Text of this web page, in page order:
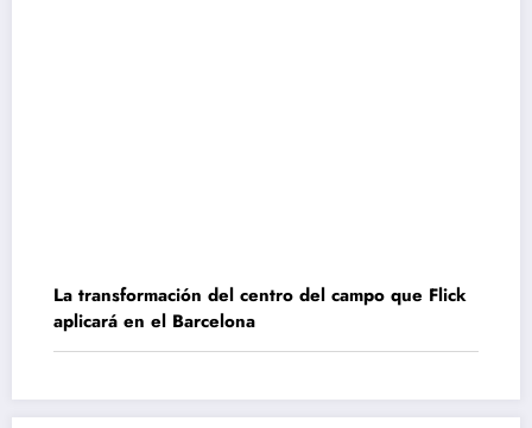
La transformación del centro del campo que Flick
aplicará en el Barcelona